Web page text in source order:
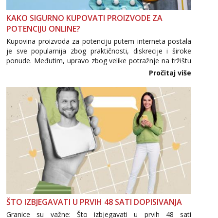
064/677-677- Kod: #142
tel:0,93€ - mob:1,12€ min
Lucija
Razgovaram :)
Tel: 064/677-677- Kod: #136
tel:0,93€ - mob:1,12€ min
Obavijesti me kada se oslobodi
Liliana
Razgovaram :)
Tel:064/677-677
tel:0,93€ - mob:1,12€ min
Obavijesti me kada se oslobodi
Maja
Razgovaram :)
Tel: 064/677-677- Kod: #04
tel:0,93€ - mob:1,12€ min
Obavijesti me kada se oslobodi
Snježana
Čekam tvoj poziv!
KAKO SIGURNO KUPOVATI PROIZVODE ZA
POTENCIJU ONLINE?
Kupovina proizvoda za potenciju putem interneta postala
je sve popularnija zbog praktičnosti, diskrecije i široke
ponude. Međutim, upravo zbog velike potražnje na tržištu
se pojavljuju i brojni krivotvoreni proizvodi, nepouzdane
internetske trgovine te proizvodi nepoznatog podrijetla. ...
Pročitaj više
ŠTO IZBJEGAVATI U PRVIH 48 SATI DOPISIVANJA
Granice su važne: Što izbjegavati u prvih 48 sati